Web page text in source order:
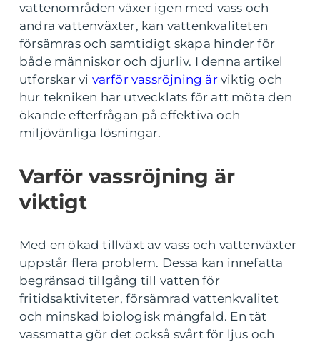
vattenområden växer igen med vass och
andra vattenväxter, kan vattenkvaliteten
försämras och samtidigt skapa hinder för
både människor och djurliv. I denna artikel
utforskar vi varför vassröjning ärviktig och
hur tekniken har utvecklats för att möta den
ökande efterfrågan på effektiva och
miljövänliga lösningar.
Varför vassröjning är
viktigt
Med en ökad tillväxt av vass och vattenväxter
uppstår flera problem. Dessa kan innefatta
begränsad tillgång till vatten för
fritidsaktiviteter, försämrad vattenkvalitet
och minskad biologisk mångfald. En tät
vassmatta gör det också svårt för ljus och